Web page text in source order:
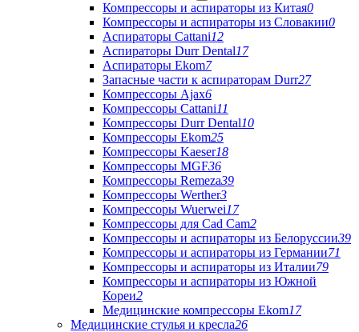
Компрессоры и аспираторы из Китая0
Компрессоры и аспираторы из Словакии0
Аспираторы Cattani12
Аспираторы Durr Dental17
Аспираторы Ekom7
Запасные части к аспираторам Durr27
Компрессоры Ajax6
Компрессоры Cattani11
Компрессоры Durr Dental10
Компрессоры Ekom25
Компрессоры Kaeser18
Компрессоры MGF36
Компрессоры Remeza39
Компрессоры Werther3
Компрессоры Wuerwei17
Компрессоры для Cad Cam2
Компрессоры и аспираторы из Белоруссии39
Компрессоры и аспираторы из Германии71
Компрессоры и аспираторы из Италии79
Компрессоры и аспираторы из Южной
Кореи2
Медицинские компрессоры Ekom17
Медицинские стулья и кресла26